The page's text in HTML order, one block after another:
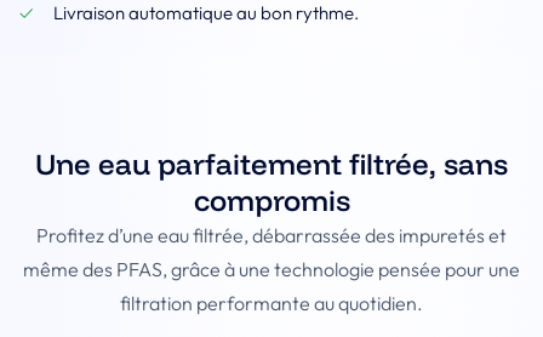
Livraison automatique au bon rythme.
Une eau parfaitement filtrée, sans
compromis
Profitez d’une eau filtrée, débarrassée des impuretés et
même des PFAS, grâce à une technologie pensée pour une
filtration performante au quotidien.